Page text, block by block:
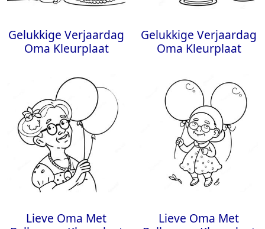
Gelukkige Verjaardag
Oma Kleurplaat
Gelukkige Verjaardag
Oma Kleurplaat
Lieve Oma Met
Lieve Oma Met